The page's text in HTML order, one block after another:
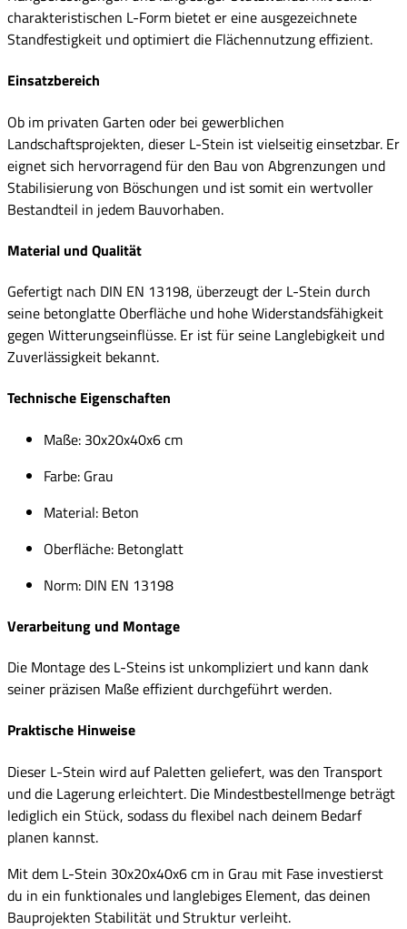
charakteristischen L-Form bietet er eine ausgezeichnete
Standfestigkeit und optimiert die Flächennutzung effizient.
Einsatzbereich
Ob im privaten Garten oder bei gewerblichen
Landschaftsprojekten, dieser L-Stein ist vielseitig einsetzbar. Er
eignet sich hervorragend für den Bau von Abgrenzungen und
Stabilisierung von Böschungen und ist somit ein wertvoller
Bestandteil in jedem Bauvorhaben.
Material und Qualität
Gefertigt nach DIN EN 13198, überzeugt der L-Stein durch
seine betonglatte Oberfläche und hohe Widerstandsfähigkeit
gegen Witterungseinflüsse. Er ist für seine Langlebigkeit und
Zuverlässigkeit bekannt.
Technische Eigenschaften
Maße: 30x20x40x6 cm
Farbe: Grau
Material: Beton
Oberfläche: Betonglatt
Norm: DIN EN 13198
Verarbeitung und Montage
Die Montage des L-Steins ist unkompliziert und kann dank
seiner präzisen Maße effizient durchgeführt werden.
Praktische Hinweise
Dieser L-Stein wird auf Paletten geliefert, was den Transport
und die Lagerung erleichtert. Die Mindestbestellmenge beträgt
lediglich ein Stück, sodass du flexibel nach deinem Bedarf
planen kannst.
Mit dem L-Stein 30x20x40x6 cm in Grau mit Fase investierst
du in ein funktionales und langlebiges Element, das deinen
Bauprojekten Stabilität und Struktur verleiht.